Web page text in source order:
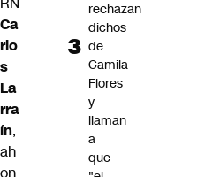
Ca
rlo
s
La
rra
ín,
ah
on
rechazan
dichos
de
Camila
Flores
y
llaman
a
que